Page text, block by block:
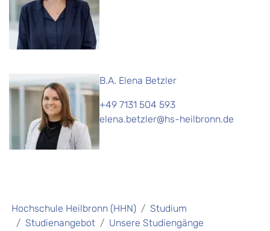
B.A. Elena Betzler
+49 7131 504 593
elena.betzler@hs-heilbronn.de
Hochschule Heilbronn (HHN)
Studium
Studienangebot
Unsere Studiengänge